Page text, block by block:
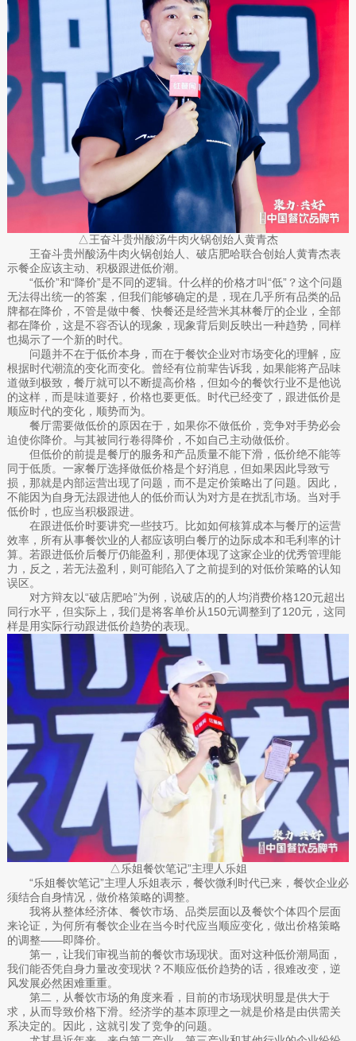
△王奋斗贵州酸汤牛肉火锅创始人黄青杰
王奋斗贵州酸汤牛肉火锅创始人、破店肥哈联合创始人黄青杰表
示餐企应该主动、积极跟进低价潮。
“低价”和“降价”是不同的逻辑。什么样的价格才叫“低”？这个问题
无法得出统一的答案，但我们能够确定的是，现在几乎所有品类的品
牌都在降价，不管是做中餐、快餐还是经营米其林餐厅的企业，全部
都在降价，这是不容否认的现象，现象背后则反映出一种趋势，同样
也揭示了一个新的时代。
问题并不在于低价本身，而在于餐饮企业对市场变化的理解，应
根据时代潮流的变化而变化。曾经有位前辈告诉我，如果能将产品味
道做到极致，餐厅就可以不断提高价格，但如今的餐饮行业不是他说
的这样，而是味道要好，价格也要更低。时代已经变了，跟进低价是
顺应时代的变化，顺势而为。
餐厅需要做低价的原因在于，如果你不做低价，竞争对手势必会
迫使你降价。与其被同行卷得降价，不如自己主动做低价。
但低价的前提是餐厅的服务和产品质量不能下滑，低价绝不能等
同于低质。一家餐厅选择做低价格是个好消息，但如果因此导致亏
损，那就是内部运营出现了问题，而不是定价策略出了问题。因此，
不能因为自身无法跟进他人的低价而认为对方是在扰乱市场。当对手
低价时，也应当积极跟进。
在跟进低价时要讲究一些技巧。比如如何核算成本与餐厅的运营
效率，所有从事餐饮业的人都应该明白餐厅的边际成本和毛利率的计
算。若跟进低价后餐厅仍能盈利，那便体现了这家企业的优秀管理能
力，反之，若无法盈利，则可能陷入了之前提到的对低价策略的认知
误区。
对方辩友以“破店肥哈”为例，说破店的的人均消费价格120元超出
同行水平，但实际上，我们是将客单价从150元调整到了120元，这同
样是用实际行动跟进低价趋势的表现。
△乐姐餐饮笔记”主理人乐姐
“乐姐餐饮笔记”主理人乐姐表示，餐饮微利时代已来，餐饮企业必
须结合自身情况，做价格策略的调整。
我将从整体经济体、餐饮市场、品类层面以及餐饮个体四个层面
来论证，为何所有餐饮企业在当今时代应当顺应变化，做出价格策略
的调整——即降价。
第一，让我们审视当前的餐饮市场现状。面对这种低价潮局面，
我们能否凭自身力量改变现状？不顺应低价趋势的话，很难改变，逆
风发展必然困难重重。
第二，从餐饮市场的角度来看，目前的市场现状明显是供大于
求，从而导致价格下滑。经济学的基本原理之一就是价格是由供需关
系决定的。因此，这就引发了竞争的问题。